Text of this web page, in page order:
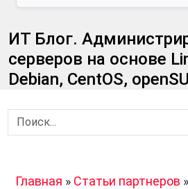
ИТ Блог.
серверов на основе
Debian, CentOS,
Главная » Статьи партнеров »